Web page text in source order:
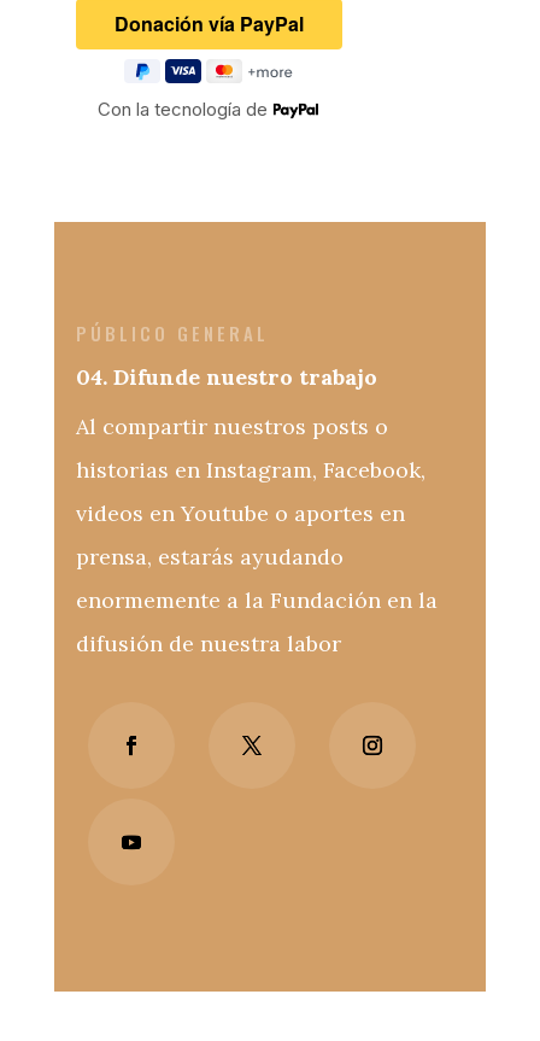
Con la tecnología de
PÚBLICO GENERAL
04. Difunde nuestro trabajo
Al compartir nuestros posts o
historias en Instagram, Facebook,
videos en Youtube o aportes en
prensa, estarás ayudando
enormemente a la Fundación en la
difusión de nuestra labor